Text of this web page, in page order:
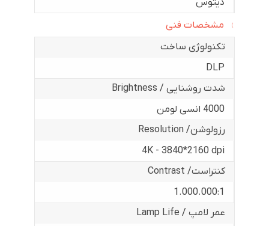
مشخصات فنی
تکنولوژی ساخت
DLP
شدت روشنایی / Brightness
4000 انسی لومن
رزولوشن/ Resolution
4K - 3840*2160 dpi
کنتراست/ Contrast
1.000.000:1
عمر لامپ / Lamp Life